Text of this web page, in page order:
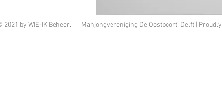
2021 by WIE-IK Beheer. Mahjongvereniging De Oostpoort, Delft |